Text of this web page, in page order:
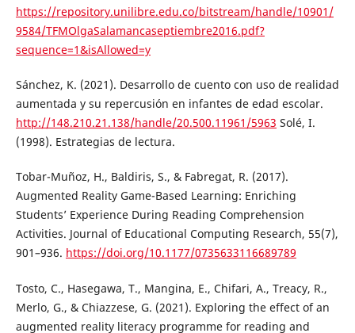
https://repository.unilibre.edu.co/bitstream/handle/10901/
9584/TFMOlgaSalamancaseptiembre2016.pdf?
sequence=1&isAllowed=y
Sánchez, K. (2021). Desarrollo de cuento con uso de realidad
aumentada y su repercusión en infantes de edad escolar.
http://148.210.21.138/handle/20.500.11961/5963 Solé, I.
(1998). Estrategias de lectura.
Tobar-Muñoz, H., Baldiris, S., & Fabregat, R. (2017).
Augmented Reality Game-Based Learning: Enriching
Students’ Experience During Reading Comprehension
Activities. Journal of Educational Computing Research, 55(7),
901–936. https://doi.org/10.1177/0735633116689789
Tosto, C., Hasegawa, T., Mangina, E., Chifari, A., Treacy, R.,
Merlo, G., & Chiazzese, G. (2021). Exploring the effect of an
augmented reality literacy programme for reading and